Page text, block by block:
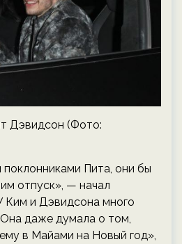
Дэвидсон (Фото:
поклонниками Пита, они бы
отпуск», — начал
Ким и Дэвидсона много
даже думала о том,
в Майами на Новый год»,